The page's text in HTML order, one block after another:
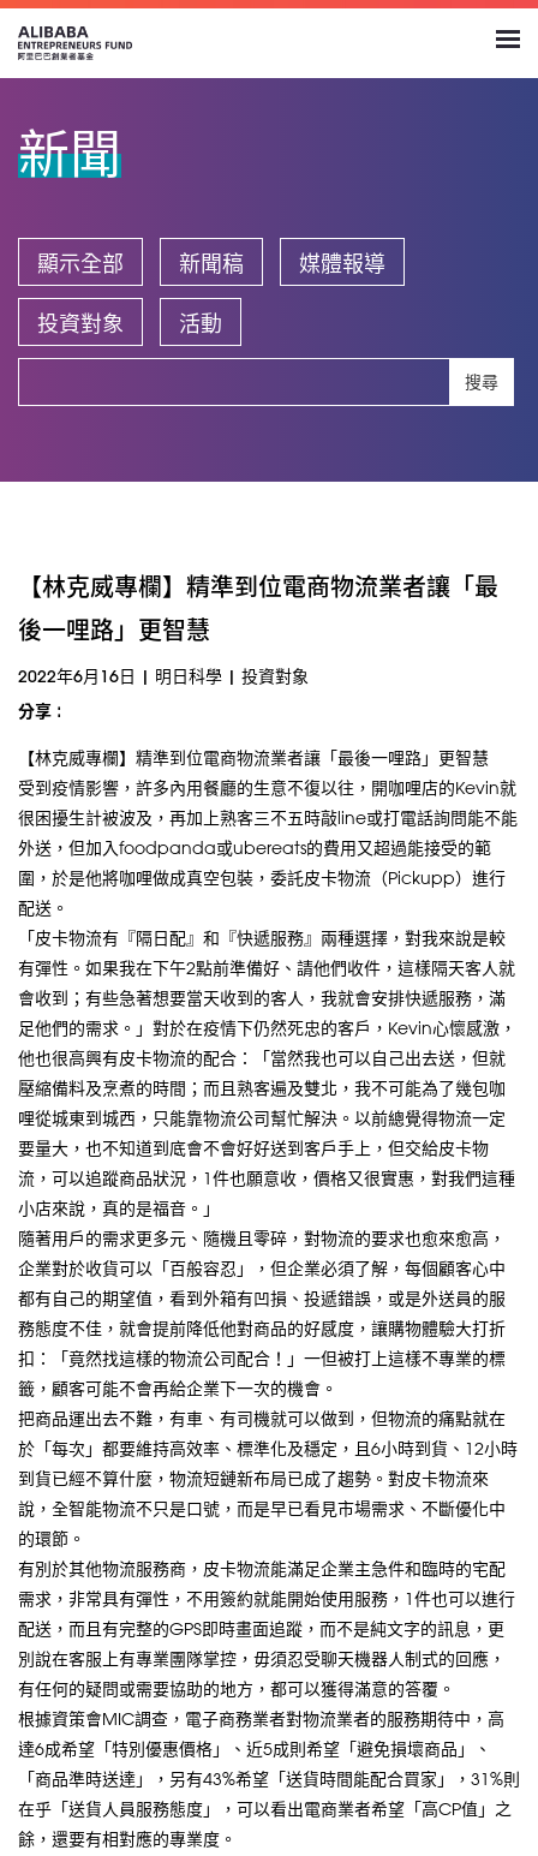
新聞
顯示全部 新聞稿 媒體報導
投資對象 活動
搜尋
【林克威專欄】精準到位電商物流業者讓「最
後一哩路」更智慧
2022年6月16日 | 明日科學 | 投資對象
分享 :
【林克威專欄】精準到位電商物流業者讓「最後一哩路」更智慧
受到疫情影響，許多內用餐廳的生意不復以往，開咖哩店的Kevin就
很困擾生計被波及，再加上熟客三不五時敲line或打電話詢問能不能
外送，但加入foodpanda或ubereats的費用又超過能接受的範
圍，於是他將咖哩做成真空包裝，委託皮卡物流（Pickupp）進行
配送。
「皮卡物流有『隔日配』和『快遞服務』兩種選擇，對我來說是較
有彈性。如果我在下午2點前準備好、請他們收件，這樣隔天客人就
會收到；有些急著想要當天收到的客人，我就會安排快遞服務，滿
足他們的需求。」對於在疫情下仍然死忠的客戶，Kevin心懷感激，
他也很高興有皮卡物流的配合：「當然我也可以自己出去送，但就
壓縮備料及烹煮的時間；而且熟客遍及雙北，我不可能為了幾包咖
哩從城東到城西，只能靠物流公司幫忙解決。以前總覺得物流一定
要量大，也不知道到底會不會好好送到客戶手上，但交給皮卡物
流，可以追蹤商品狀況，1件也願意收，價格又很實惠，對我們這種
小店來說，真的是福音。」
隨著用戶的需求更多元、隨機且零碎，對物流的要求也愈來愈高，
企業對於收貨可以「百般容忍」，但企業必須了解，每個顧客心中
都有自己的期望值，看到外箱有凹損、投遞錯誤，或是外送員的服
務態度不佳，就會提前降低他對商品的好感度，讓購物體驗大打折
扣：「竟然找這樣的物流公司配合！」一但被打上這樣不專業的標
籤，顧客可能不會再給企業下一次的機會。
把商品運出去不難，有車、有司機就可以做到，但物流的痛點就在
於「每次」都要維持高效率、標準化及穩定，且6小時到貨、12小時
到貨已經不算什麼，物流短鏈新布局已成了趨勢。對皮卡物流來
說，全智能物流不只是口號，而是早已看見市場需求、不斷優化中
的環節。
有別於其他物流服務商，皮卡物流能滿足企業主急件和臨時的宅配
需求，非常具有彈性，不用簽約就能開始使用服務，1件也可以進行
配送，而且有完整的GPS即時畫面追蹤，而不是純文字的訊息，更
別說在客服上有專業團隊掌控，毋須忍受聊天機器人制式的回應，
有任何的疑問或需要協助的地方，都可以獲得滿意的答覆。
根據資策會MIC調查，電子商務業者對物流業者的服務期待中，高
達6成希望「特別優惠價格」、近5成則希望「避免損壞商品」、
「商品準時送達」，另有43%希望「送貨時間能配合買家」，31%則
在乎「送貨人員服務態度」，可以看出電商業者希望「高CP值」之
餘，還要有相對應的專業度。